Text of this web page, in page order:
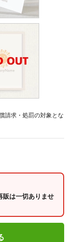
請求・処罰の対象とな
販は一切ありませ